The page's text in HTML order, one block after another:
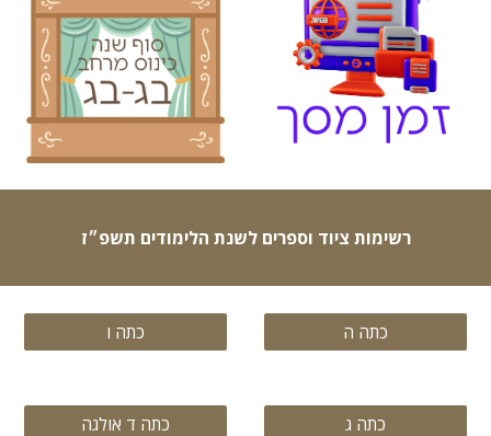
רשימות ציוד וספרים לשנת הלימודים תשפ״ז
כתה ו כתה ה
כתה ד אולגה כתה ג